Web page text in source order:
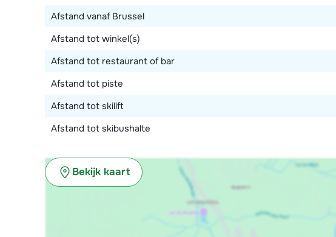
Afstand vanaf Brussel
Afstand tot winkel(s)
Afstand tot restaurant of bar
Afstand tot piste
Afstand tot skilift
Afstand tot skibushalte
Bekijk kaart